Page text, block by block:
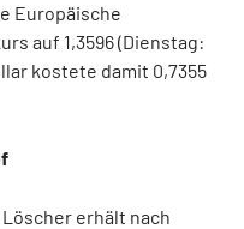
Europäische
auf 1,3596 (Dienstag:
kostete damit 0,7355
erhält nach